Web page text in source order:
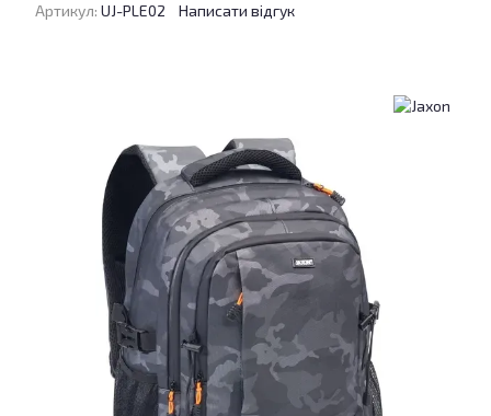
Артикул: UJ-PLE02 Написати відгук